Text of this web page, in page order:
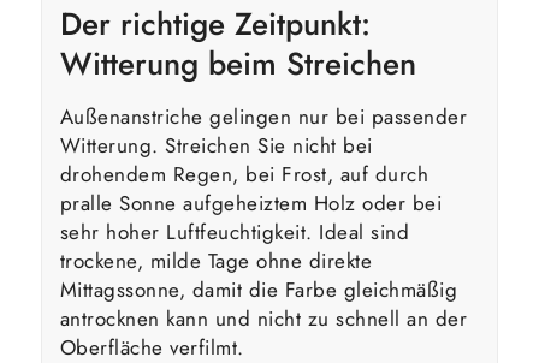
Der richtige Zeitpunkt:
Witterung beim Streichen
Außenanstriche gelingen nur bei passender
Witterung. Streichen Sie nicht bei
drohendem Regen, bei Frost, auf durch
pralle Sonne aufgeheiztem Holz oder bei
sehr hoher Luftfeuchtigkeit. Ideal sind
trockene, milde Tage ohne direkte
Mittagssonne, damit die Farbe gleichmäßig
antrocknen kann und nicht zu schnell an der
Oberfläche verfilmt.